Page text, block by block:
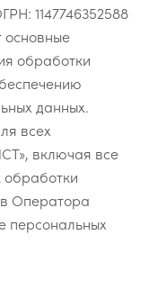
1147746352588
основные
обработки
данных.
всех
включая все
обработки
Оператора
персональных